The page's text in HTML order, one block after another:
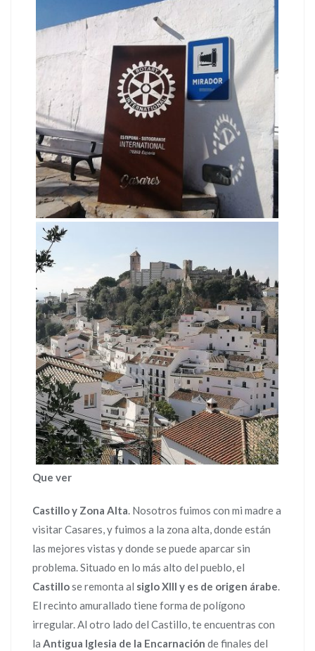
Que ver
Castillo y Zona Alta. Nosotros fuimos con mi madre a
visitar Casares, y fuimos a la zona alta, donde están
las mejores vistas y donde se puede aparcar sin
problema. Situado en lo más alto del pueblo, el
Castillose remonta al siglo XIII y es de origen árabe.
El recinto amurallado tiene forma de polígono
irregular. Al otro lado del Castillo, te encuentras con
la Antigua Iglesia de la Encarnación de finales del